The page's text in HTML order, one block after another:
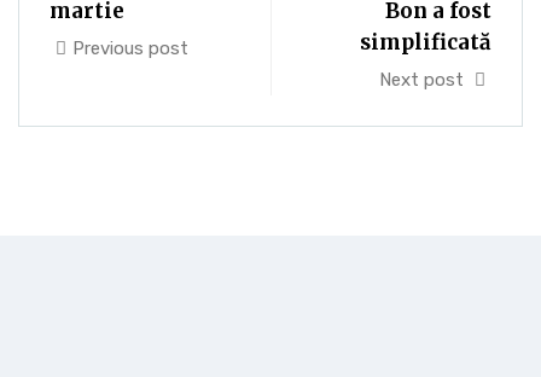
martie
Previous post
Bon a fost
simplificată
Next post